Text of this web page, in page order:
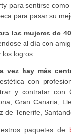
para sentirse
para pasar su
las mujeres de
al día con
los logros…
vez hay más
con
y contratar con
Gran Canaria,
Tenerife,
paquetes de